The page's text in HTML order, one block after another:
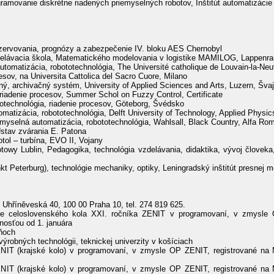
diskrétne riadených priemyselných robotov, Inštitút
prognózy a zabezpečenie IV. bloku AES Chernobyl
škola, Matematického modelovania v logistike MAMILOG,
robototechnológia, The Université catholique de Louvain-la-
na Universita Cattolica del Sacro Cuore, Milano
archivačný systém, University of Applied Sciences and Arts, Luzern,
procesov, Summer Schol on Fuzzy Control, Certificate
riadenie procesov, Göteborg, Švédsko
robototechnológia, Delft University of Technology, Applied
automatizácia, robototechnológia, Wahlsall, Black Country, Alfa
zvárania E. Patona
– turbína, EVO II, Vojany
Lublin, Pedagogika, technológia vzdelávania, didaktika, vývoj
Peterburg), technológie mechaniky, optiky, Leningradský inštitút presnej
40, 100 00 Praha 10, tel. 274 819 625.
celoslovenského kola XXI. ročníka ZENIT v programovaní, v zmysle
od 1. januára
technológii, teknickej univerzity v košíciach
(krajské kolo) v programovaní, v zmysle OP ZENIT, registrované na
(krajské kolo) v programovaní, v zmysle OP ZENIT, registrované na